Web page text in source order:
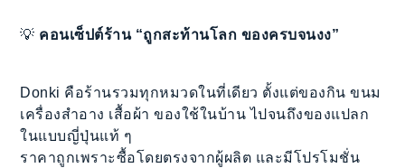
💡 คอนเซ็ปต์ร้าน “ถูกสะท้านโลก ของครบจนงง”
Donki คือร้านรวมทุกหมวดในที่เดียว ตั้งแต่ของกิน ขนม
เครื่องสำอาง เสื้อผ้า ของใช้ในบ้าน ไปจนถึงของแปลก
ในแบบญี่ปุ่นแท้ ๆ
ราคาถูกเพราะซื้อโดยตรงจากผู้ผลิต และมีโปรโมชั่น